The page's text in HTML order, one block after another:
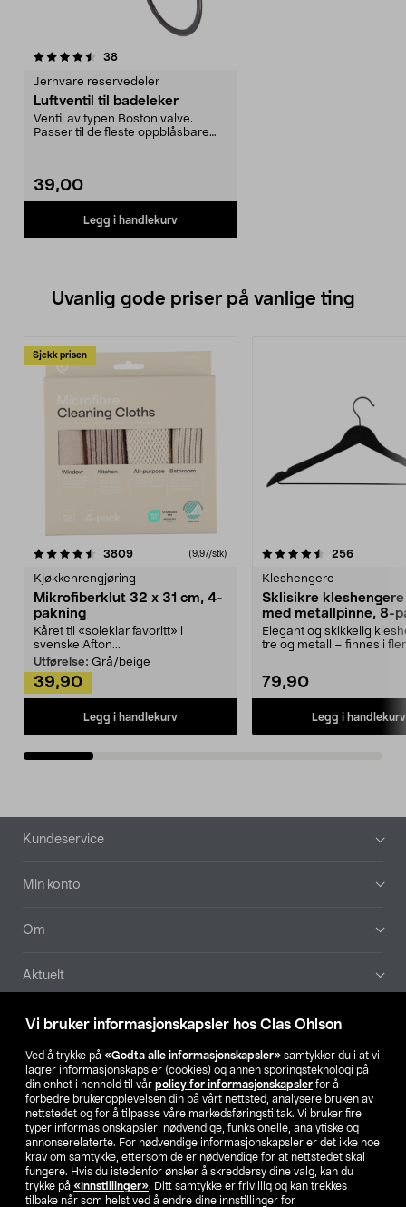
Vi bruker informasjonskapsler hos Clas Ohlson
Ved å trykke på «Godta alle informasjonskapsler» samtykker du i at vi
lagrer informasjonskapsler (cookies) og annen sporingsteknologi på
din enhet i henhold til vår policy for informasjonskapsler for å
forbedre brukeropplevelsen din på vårt nettsted, analysere bruken av
nettstedet og for å tilpasse våre markedsføringstiltak. Vi bruker fire
typer informasjonskapsler: nødvendige, funksjonelle, analytiske og
annonserelaterte. For nødvendige informasjonskapsler er det ikke noe
krav om samtykke, ettersom de er nødvendige for at nettstedet skal
fungere. Hvis du istedenfor ønsker å skreddersy dine valg, kan du
trykke på «Innstillinger». Ditt samtykke er frivillig og kan trekkes
tilbake når som helst ved å endre dine innstillinger for
38anmeldelser
Jernvare reservedeler
Luftventil til badeleker
Ventil av typen Boston valve.
Passer til de fleste oppblåsbare
39,00
Legg i handlekurv
Uvanlig gode priser på vanlige ting
Sjekk prisen
3809anmeldelser(9,97/stk)
Kjøkkenrengjøring
Mikrofiberklut 32 x 31 cm, 4-
pakning
Kåret til «soleklar favoritt» i
svenske Afton...
Utførelse: Grå/beige
39,90
Legg i handlekurv
4.5av 5 stjerner 256
Kleshengere
Sklisikre
med metallpinne, 8-
Elegant og skikkelig
tre og metall – finnes i
79,90
Legg i handlekurv
4.5av 5 stjerner
Bunntekst
Kundeservice
Min konto
Om
Aktuelt
Våre selskaper
Finn din butikk
SE NO FI